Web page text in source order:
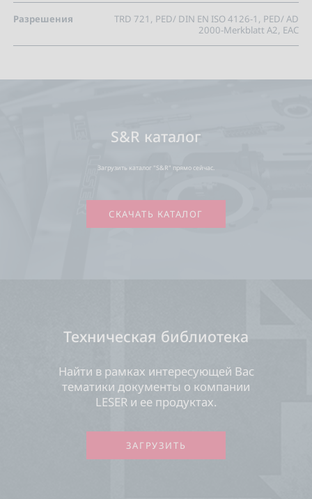
Разрешения
TRD 721, PED/ DIN EN ISO 4126-1, PED/ AD
2000-Merkblatt A2, EAC
S&R каталог
Загрузить каталог "S&R" прямо сейчас.
СКАЧАТЬ КАТАЛОГ
Техническая библиотека
Найти в рамках интересующей Вас
тематики документы о компании
LESER и ее продуктах.
ЗАГРУЗИТЬ